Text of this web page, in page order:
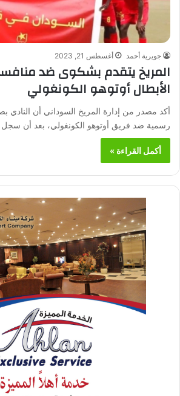
جويرية أحمد أغسطس 21, 2023
المريخ يتقدم بشكوى ضد
الأبطال أوتوهو الكونغولي
أكد مصدر من إدارة المريخ السوداني أن النادي
رسمية ضد فريق أوتوهو الكونغولي، بعد أن
أكمل القراءة »